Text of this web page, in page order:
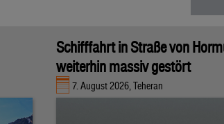
Schifffahrt in Straße von
weiterhin massiv gestört
7. August 2026, Teheran